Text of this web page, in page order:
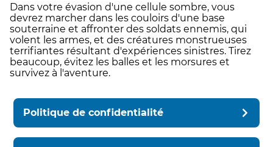
Dans votre évasion d'une cellule sombre, vous
devrez marcher dans les couloirs d'une base
souterraine et affronter des soldats ennemis, qui
volent les armes, et des créatures monstrueuses
terrifiantes résultant d'expériences sinistres. Tirez
beaucoup, évitez les balles et les morsures et
survivez à l'aventure.
Politique de confidentialité